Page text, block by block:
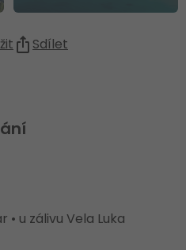
Sdílet
u zálivu Vela Luka